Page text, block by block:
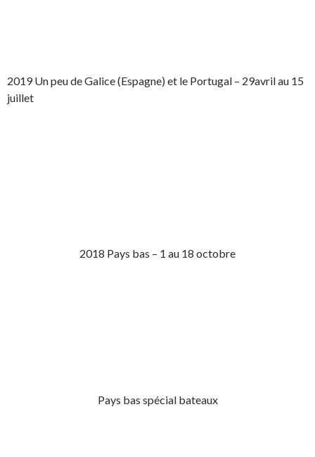
2019 Un peu de Galice (Espagne) et le Portugal – 29avril au 15
juillet
2018 Pays bas – 1 au 18 octobre
Pays bas spécial bateaux